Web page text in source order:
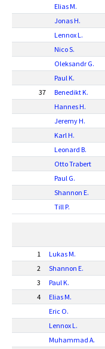
Elias M.
Jonas H.
Lennox L.
Nico S.
Oleksandr G.
Paul K.
37
Benedikt K.
Hannes H.
Jeremy H.
Karl H.
Leonard B.
Otto Trabert
Paul G.
Shannon E.
Till P.
1 Lukas M.
2
Shannon E.
3
Paul K.
4
Elias M.
Eric O.
Lennox L.
Muhammad A.